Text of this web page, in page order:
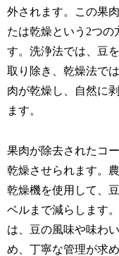
外されます。この果
たは乾燥という2つの
す。洗浄法では、豆
取り除き、乾燥法で
肉が乾燥し、自然に
ます。
果肉が除去されたコ
乾燥させられます。
乾燥機を使用して、
ベルまで減らします
は、豆の風味や味わ
め、丁寧な管理が求め